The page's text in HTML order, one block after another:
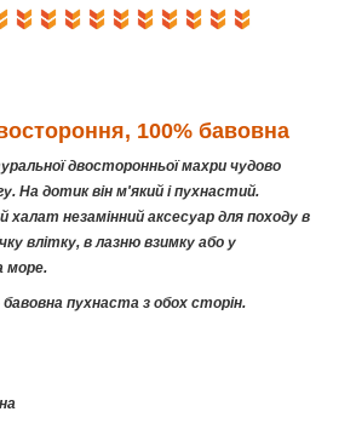
100% бавовна
двосторонньої махри чудово
На дотик він м'який і пухнастий.
халат незамінний аксесуар для походу в
влітку, в лазню взимку або у
море.
пухнаста з обох сторін.